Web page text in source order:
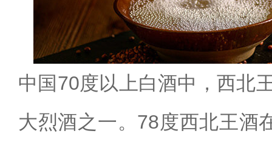
中国70度以上白酒中，西北
大烈酒之一。78度西北王酒